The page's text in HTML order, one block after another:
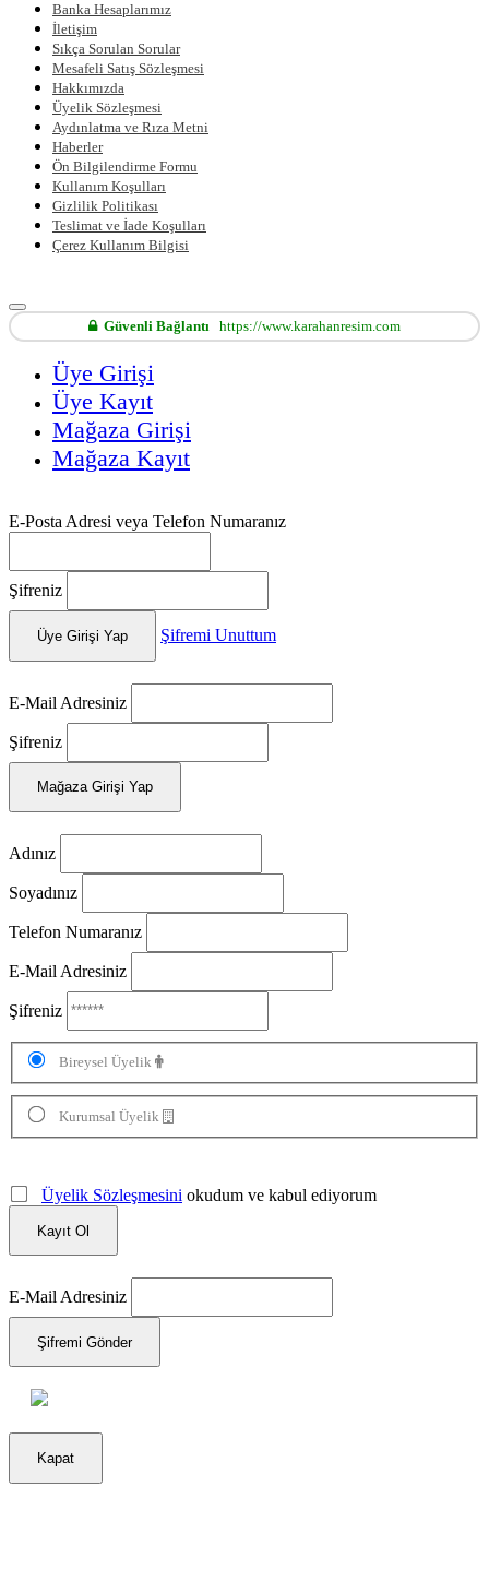
Banka Hesaplarımız
İletişim
Sıkça Sorulan Sorular
Mesafeli Satış Sözleşmesi
Hakkımızda
Üyelik Sözleşmesi
Aydınlatma ve Rıza Metni
Haberler
Ön Bilgilendirme Formu
Kullanım Koşulları
Gizlilik Politikası
Teslimat ve İade Koşulları
Çerez Kullanım Bilgisi
Güvenli Bağlantı https://www.karahanresim.com
Üye Girişi
Üye Kayıt
Mağaza Girişi
Mağaza Kayıt
E-Posta Adresi veya Telefon Numaranız
Şifreniz
Üye Girişi Yap Şifremi Unuttum
E-Mail Adresiniz
Şifreniz
Mağaza Girişi Yap
Adınız
Soyadınız
Telefon Numaranız
E-Mail Adresiniz
Şifreniz
Bireysel Üyelik
Kurumsal Üyelik
Üyelik Sözleşmesini okudum ve kabul ediyorum
Kayıt Ol
E-Mail Adresiniz
Şifremi Gönder
Kapat